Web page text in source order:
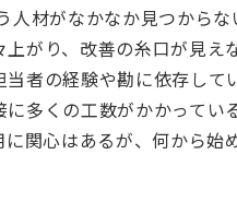
人材がなかなか見つからな
上がり、改善の糸口が見え
当者の経験や勘に依存して
に多くの工数がかかってい
関心はあるが、何から始